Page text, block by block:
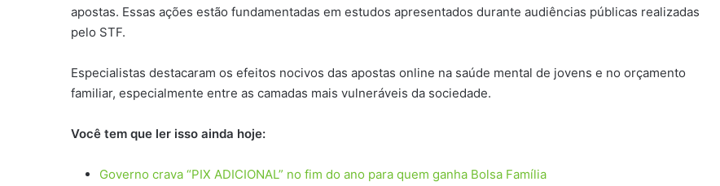
apostas. Essas ações estão fundamentadas em estudos apresentados durante audiências públicas realizadas
pelo STF.
Especialistas destacaram os efeitos nocivos das apostas online na saúde mental de jovens e no orçamento
familiar, especialmente entre as camadas mais vulneráveis da sociedade.
Você tem que ler isso ainda hoje:
Governo crava “PIX ADICIONAL” no fim do ano para quem ganha Bolsa Família